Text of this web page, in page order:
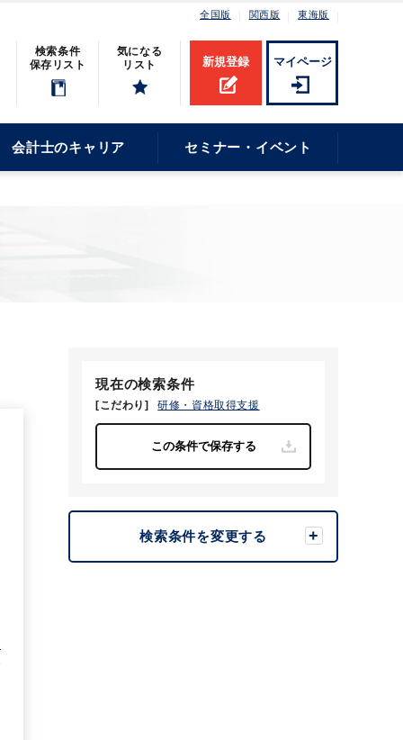
全国版 関西版 東海版
検索条件
保存リスト
気になる
リスト
新規登録 マイページ
会計士のキャリア セミナー・イベント
現在の検索条件
[こだわり] 研修・資格取得支援
検索条件を変更する